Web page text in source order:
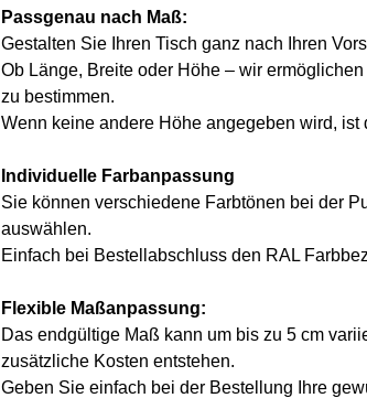
Passgenau nach Maß:
Gestalten Sie Ihren Tisch ganz nach Ihren
Ob Länge, Breite oder Höhe – wir
zu bestimmen.
Wenn keine andere Höhe angegeben wird, ist
Individuelle Farbanpassung
Sie können verschiedene Farbtönen bei der
auswählen.
Einfach bei Bestellabschluss den RAL
Flexible Maßanpassung:
Das endgültige Maß kann um bis zu 5 cm
zusätzliche Kosten entstehen.
Geben Sie einfach bei der Bestellung Ihre